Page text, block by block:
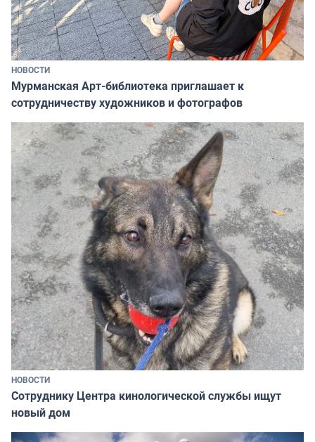
НОВОСТИ
Мурманская Арт-библиотека приглашает к
сотрудничеству художников и фотографов
НОВОСТИ
Сотруднику Центра кинологической службы ищут
новый дом